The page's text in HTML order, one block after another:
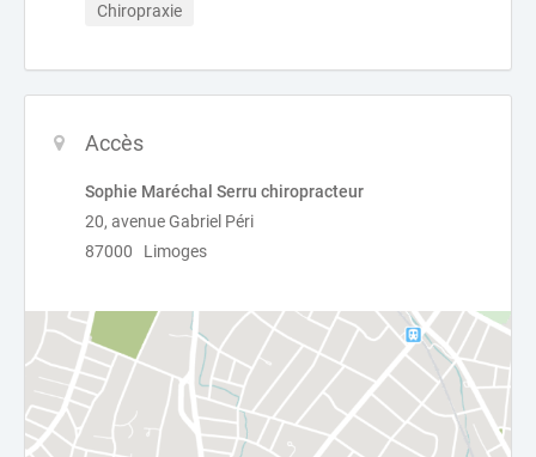
Chiropraxie
Accès
Sophie Maréchal Serru chiropracteur
20, avenue Gabriel Péri
87000 Limoges